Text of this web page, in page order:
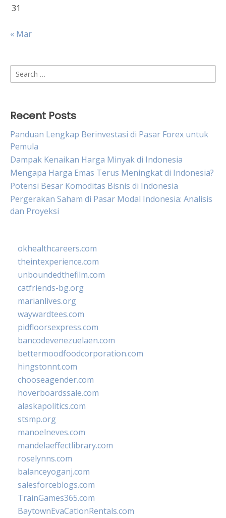
31
« Mar
Search
for:
Recent Posts
Panduan Lengkap Berinvestasi di Pasar Forex untuk
Pemula
Dampak Kenaikan Harga Minyak di Indonesia
Mengapa Harga Emas Terus Meningkat di Indonesia?
Potensi Besar Komoditas Bisnis di Indonesia
Pergerakan Saham di Pasar Modal Indonesia: Analisis
dan Proyeksi
okhealthcareers.com
theintexperience.com
unboundedthefilm.com
catfriends-bg.org
marianlives.org
waywardtees.com
pidfloorsexpress.com
bancodevenezuelaen.com
bettermoodfoodcorporation.com
hingstonnt.com
chooseagender.com
hoverboardssale.com
alaskapolitics.com
stsmp.org
manoelneves.com
mandelaeffectlibrary.com
roselynns.com
balanceyoganj.com
salesforceblogs.com
TrainGames365.com
BaytownEvaCationRentals.com